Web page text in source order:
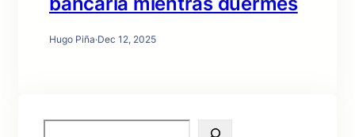
Hugo Piña·Dec 12, 2025